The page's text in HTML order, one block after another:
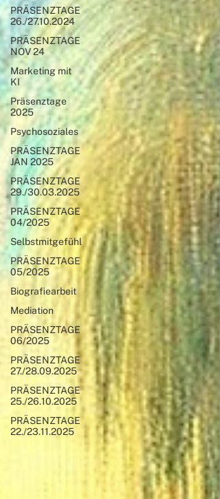
PRÄSENZTAGE
26./27.10.2024
PRÄSENZTAGE
NOV 24
Marketing mit
KI
Präsenztage
2025
Psychosoziales
PRÄSENZTAGE
JAN 2025
PRÄSENZTAGE
29./30.03.2025
PRÄSENZTAGE
04/2025
Selbstmitgefühl
PRÄSENZTAGE
05/2025
Biografiearbeit
Mediation
PRÄSENZTAGE
06/2025
PRÄSENZTAGE
27./28.09.2025
PRÄSENZTAGE
25./26.10.2025
PRÄSENZTAGE
22./23.11.2025